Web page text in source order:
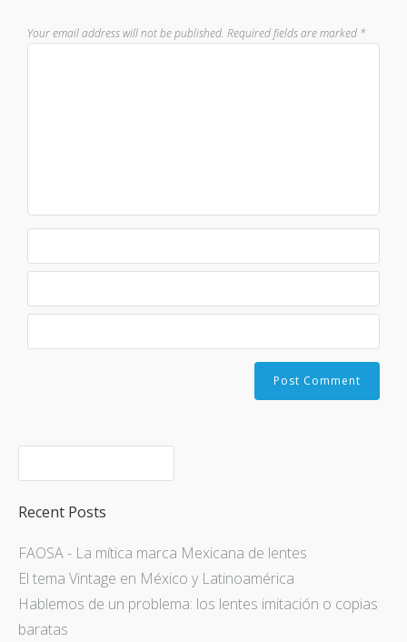
Your email address will not be published. Required fields are marked *
Recent Posts
FAOSA - La mítica marca Mexicana de lentes
El tema Vintage en México y Latinoamérica
Hablemos de un problema: los lentes imitación o copias
baratas